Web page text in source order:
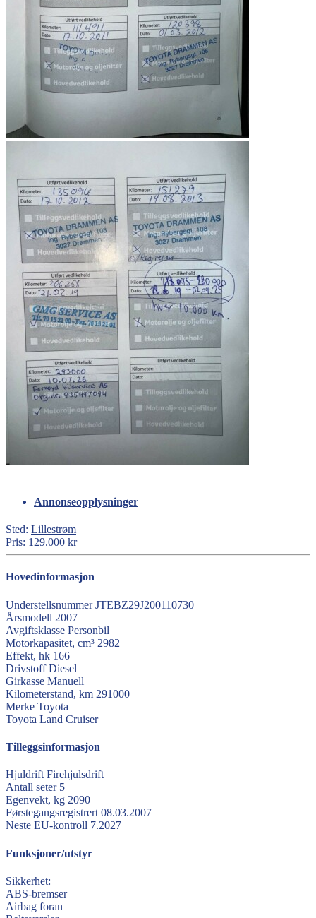
Annonseopplysninger
Sted: Lillestrøm
Pris: 129.000 kr
Hovedinformasjon
Understellsnummer JTEBZ29J200110730
Årsmodell 2007
Avgiftsklasse Personbil
Motorkapasitet, cm³ 2982
Effekt, hk 166
Drivstoff Diesel
Girkasse Manuell
Kilometerstand, km 291000
Merke Toyota
Toyota Land Cruiser
Tilleggsinformasjon
Hjuldrift Firehjulsdrift
Antall seter 5
Egenvekt, kg 2090
Førstegangsregistrert 08.03.2007
Neste EU-kontroll 7.2027
Funksjoner/utstyr
Sikkerhet:
ABS-bremser
Airbag foran